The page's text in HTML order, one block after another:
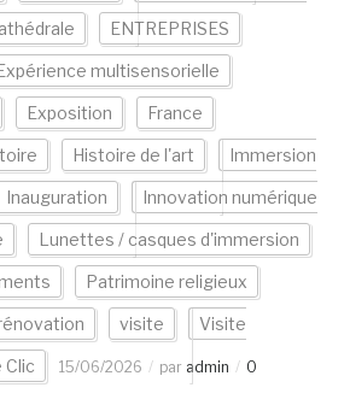
ENTREPRISES
multisensorielle
Exposition France
Histoire de l'art Immersion
Inauguration Innovation numérique
Lunettes / casques d'immersion
Patrimoine religieux
visite Visite
Clic 15/06/2026 par admin
0